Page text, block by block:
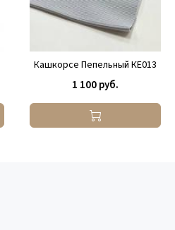
Кашкорсе Пепельный КЕ013
1 100 руб.